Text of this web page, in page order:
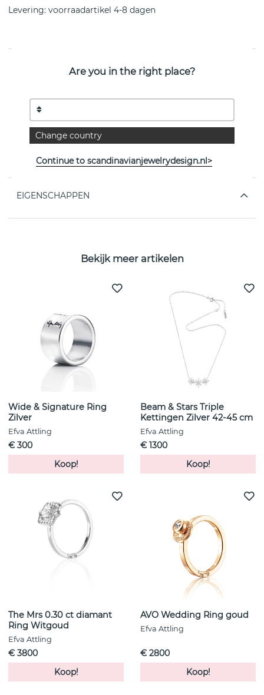
Levering: voorraadartikel 4-8 dagen
PRODUCTOMSCHRIJVING
interlinked bars.
The necklace has 20 rods. The length of the rods are 16
mm.
40cm - 45cm
EIGENSCHAPPEN
Bekijk meer artikelen
Wide & Signature Ring
Zilver
Efva Attling
€ 300
Koop!
Beam & Stars Triple
Kettingen Zilver 42-45 cm
Efva Attling
€ 1300
Koop!
The Mrs 0.30 ct diamant
Ring Witgoud
Efva Attling
€ 3800
Koop!
AVO Wedding Ring goud
Efva Attling
€ 2800
Koop!
Are you in the right place?
Change country
Continue to scandinavianjewelrydesign.nl>